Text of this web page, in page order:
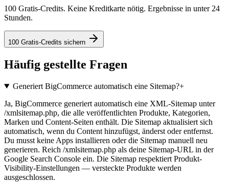
100 Gratis-Credits. Keine Kreditkarte nötig. Ergebnisse in unter 24
Stunden.
100 Gratis-Credits sichern
Häufig gestellte Fragen
Generiert BigCommerce automatisch eine Sitemap?+
Ja, BigCommerce generiert automatisch eine XML-Sitemap unter
/xmlsitemap.php, die alle veröffentlichten Produkte, Kategorien,
Marken und Content-Seiten enthält. Die Sitemap aktualisiert sich
automatisch, wenn du Content hinzufügst, änderst oder entfernst.
Du musst keine Apps installieren oder die Sitemap manuell neu
generieren. Reich /xmlsitemap.php als deine Sitemap-URL in der
Google Search Console ein. Die Sitemap respektiert Produkt-
Visibility-Einstellungen — versteckte Produkte werden
ausgeschlossen.